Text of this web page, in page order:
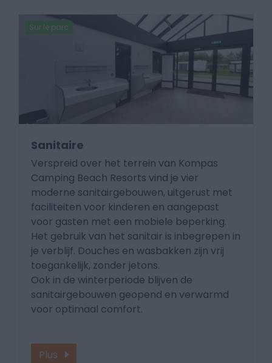
Sur le parc
Sanitaire
Verspreid over het terrein van Kompas
Camping Beach Resorts vind je vier
moderne sanitairgebouwen, uitgerust met
faciliteiten voor kinderen en aangepast
voor gasten met een mobiele beperking.
Het gebruik van het sanitair is inbegrepen in
je verblijf. Douches en wasbakken zijn vrij
toegankelijk, zonder jetons.
Ook in de winterperiode blijven de
sanitairgebouwen geopend en verwarmd
voor optimaal comfort.
Plus